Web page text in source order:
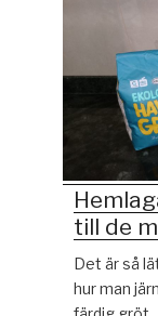
till de
Det är så
hur man